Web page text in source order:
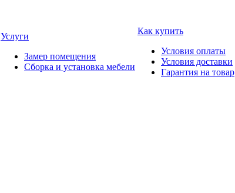
Услуги
Замер помещения
Сборка и установка мебели
Как купить
Условия оплаты
Условия доставки
Гарантия на товар